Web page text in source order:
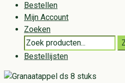
Bestellen
Mijn Account
Zoeken
Search
for:
Bestellijsten